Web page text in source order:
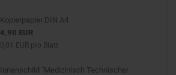
Kopierpapier DIN A4
4,90 EUR
0,01 EUR pro Blatt
Innenschild "Medizinisch Technischer